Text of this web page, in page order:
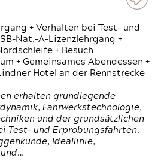
+ Verhalten bei Test- und
Nat.-A-Lizenzlehrgang +
+ Besuch
+ Gemeinsames Abendessen +
Hotel an der Rennstrecke
erhalten grundlegende
Fahrwerkstechnologie,
und der grundsätzlichen
Test- und Erprobungsfahrten.
Ideallinie,